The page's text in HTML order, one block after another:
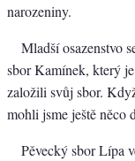
narozeniny.
Mladší osazenstvo
sbor Kamínek, který
založili svůj sbor.
mohli jsme ještě něco
Pěvecký sbor Lípa